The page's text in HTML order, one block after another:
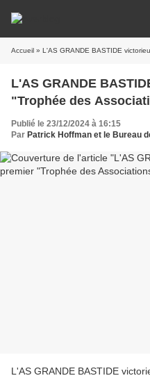
Accueil » L'AS GRANDE BASTIDE victorieuse
L'AS GRANDE
"Trophée des
Publié le 23/12/2024 à 16:15
Par Patrick Hoffman et le Bureau
L'AS GRANDE BASTIDE